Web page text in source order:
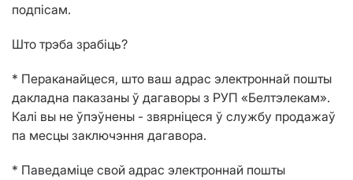
подпісам.
Што трэба зрабіць?
* Пераканайцеся, што ваш адрас электроннай пошты
дакладна паказаны ў дагаворы з РУП «Белтэлекам».
Калі вы не ўпэўнены - звярніцеся ў службу продажаў
па месцы заключэння дагавора.
* Паведаміце свой адрас электроннай пошты